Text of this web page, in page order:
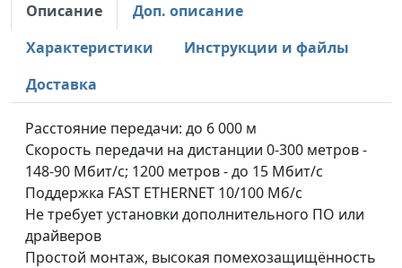
Описание
Доп. описание
Характеристики
Инструкции и файлы
Доставка
Расстояние передачи: до 6 000 м
Скорость передачи на дистанции 0-300 метров -
148-90 Мбит/с; 1200 метров - до 15 Мбит/с
Поддержка FAST ETHERNET 10/100 Мб/с
Не требует установки дополнительного ПО или
драйверов
Простой монтаж, высокая помехозащищённость